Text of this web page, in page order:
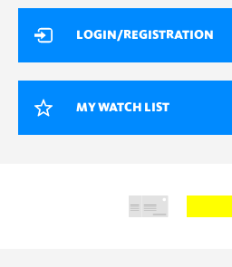
LOGIN/REGISTRATION
MY WATCH LIST